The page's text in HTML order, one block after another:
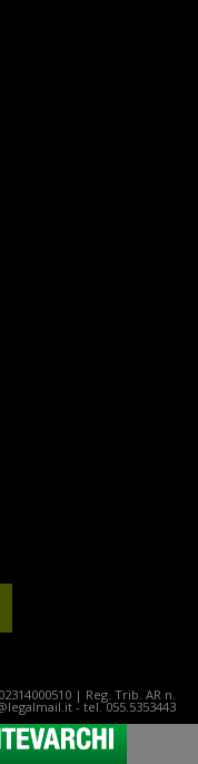
| Reg. Trib. AR n.
- tel. 055.5353443